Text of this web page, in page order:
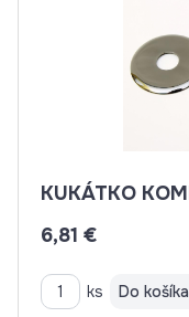
6,81 €
ks Do košíka